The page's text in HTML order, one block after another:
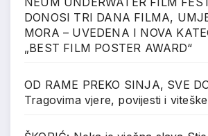
DONOSI TRI DANA FILMA,
MORA – UVEDENA I NOVA
„BEST FILM POSTER AWARD“
OD RAME PREKO SINJA, SVE
Tragovima vjere, povijesti i